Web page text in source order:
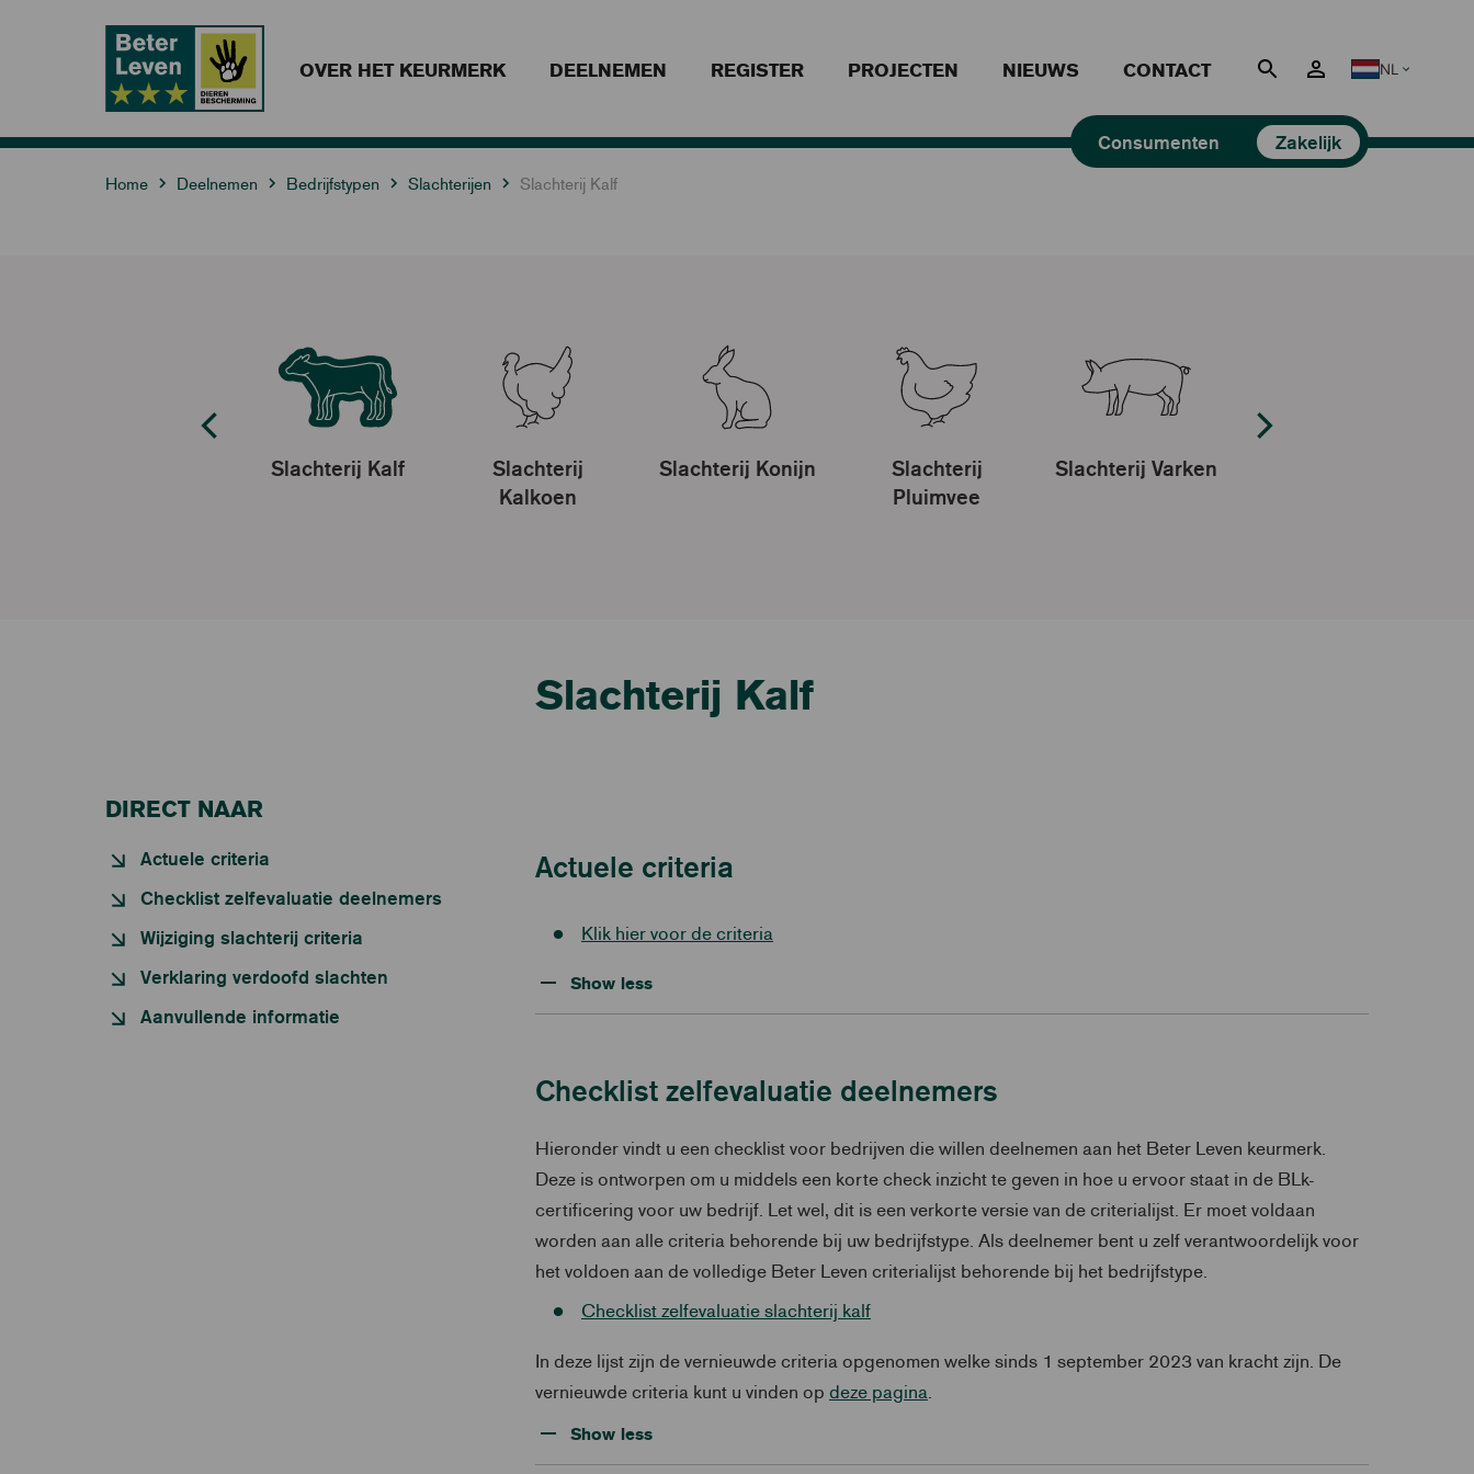
OVER HET KEURMERK DEELNEMEN REGISTER PROJECTEN NIEUWS CONTACT
NL
Consumenten Zakelijk
Home Deelnemen Bedrijfstypen Slachterijen Slachterij Kalf
Slachterij Kalf
Slachterij
Kalkoen
Slachterij Konijn
Slachterij
Pluimvee
Slachterij Varken
Slachterij Kalf
DIRECT NAAR
Actuele criteria
Checklist zelfevaluatie deelnemers
Wijziging slachterij criteria
Verklaring verdoofd slachten
Aanvullende informatie
Actuele criteria
Klik hier voor de criteria
Show less
Checklist zelfevaluatie deelnemers
Hieronder vindt u een checklist voor bedrijven die willen deelnemen aan het Beter Leven keurmerk.
Deze is ontworpen om u middels een korte check inzicht te geven in hoe u ervoor staat in de BLk-
certificering voor uw bedrijf. Let wel, dit is een verkorte versie van de criterialijst. Er moet voldaan
worden aan alle criteria behorende bij uw bedrijfstype. Als deelnemer bent u zelf verantwoordelijk voor
het voldoen aan de volledige Beter Leven criterialijst behorende bij het bedrijfstype.
Checklist zelfevaluatie slachterij kalf
In deze lijst zijn de vernieuwde criteria opgenomen welke sinds 1 september 2023 van kracht zijn. De
vernieuwde criteria kunt u vinden op deze pagina.
Show less